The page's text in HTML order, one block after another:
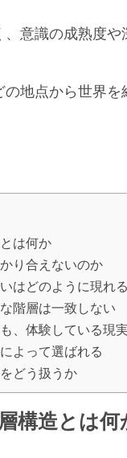
意識の成熟度や
地点から世界
は何か
り合えないのか
はどのように現れ
階層は一致しない
、体験している現
よって選ばれる
どう扱うか
構造とは何